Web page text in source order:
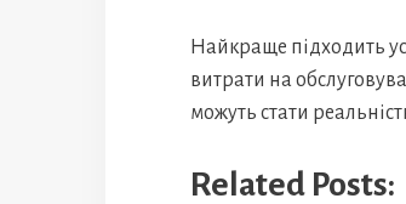
Найкраще підходить
витрати на
можуть стати
Related Posts: